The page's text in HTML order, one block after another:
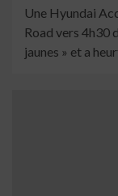
Une Hyundai
Road vers 4h30
jaunes » et a